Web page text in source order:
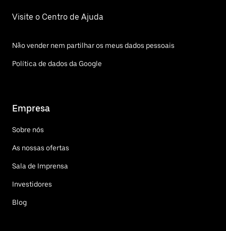
Visite o Centro de Ajuda
Não vender nem partilhar os meus dados pessoais
Política de dados da Google
Empresa
Sobre nós
As nossas ofertas
Sala de Imprensa
Investidores
Blog